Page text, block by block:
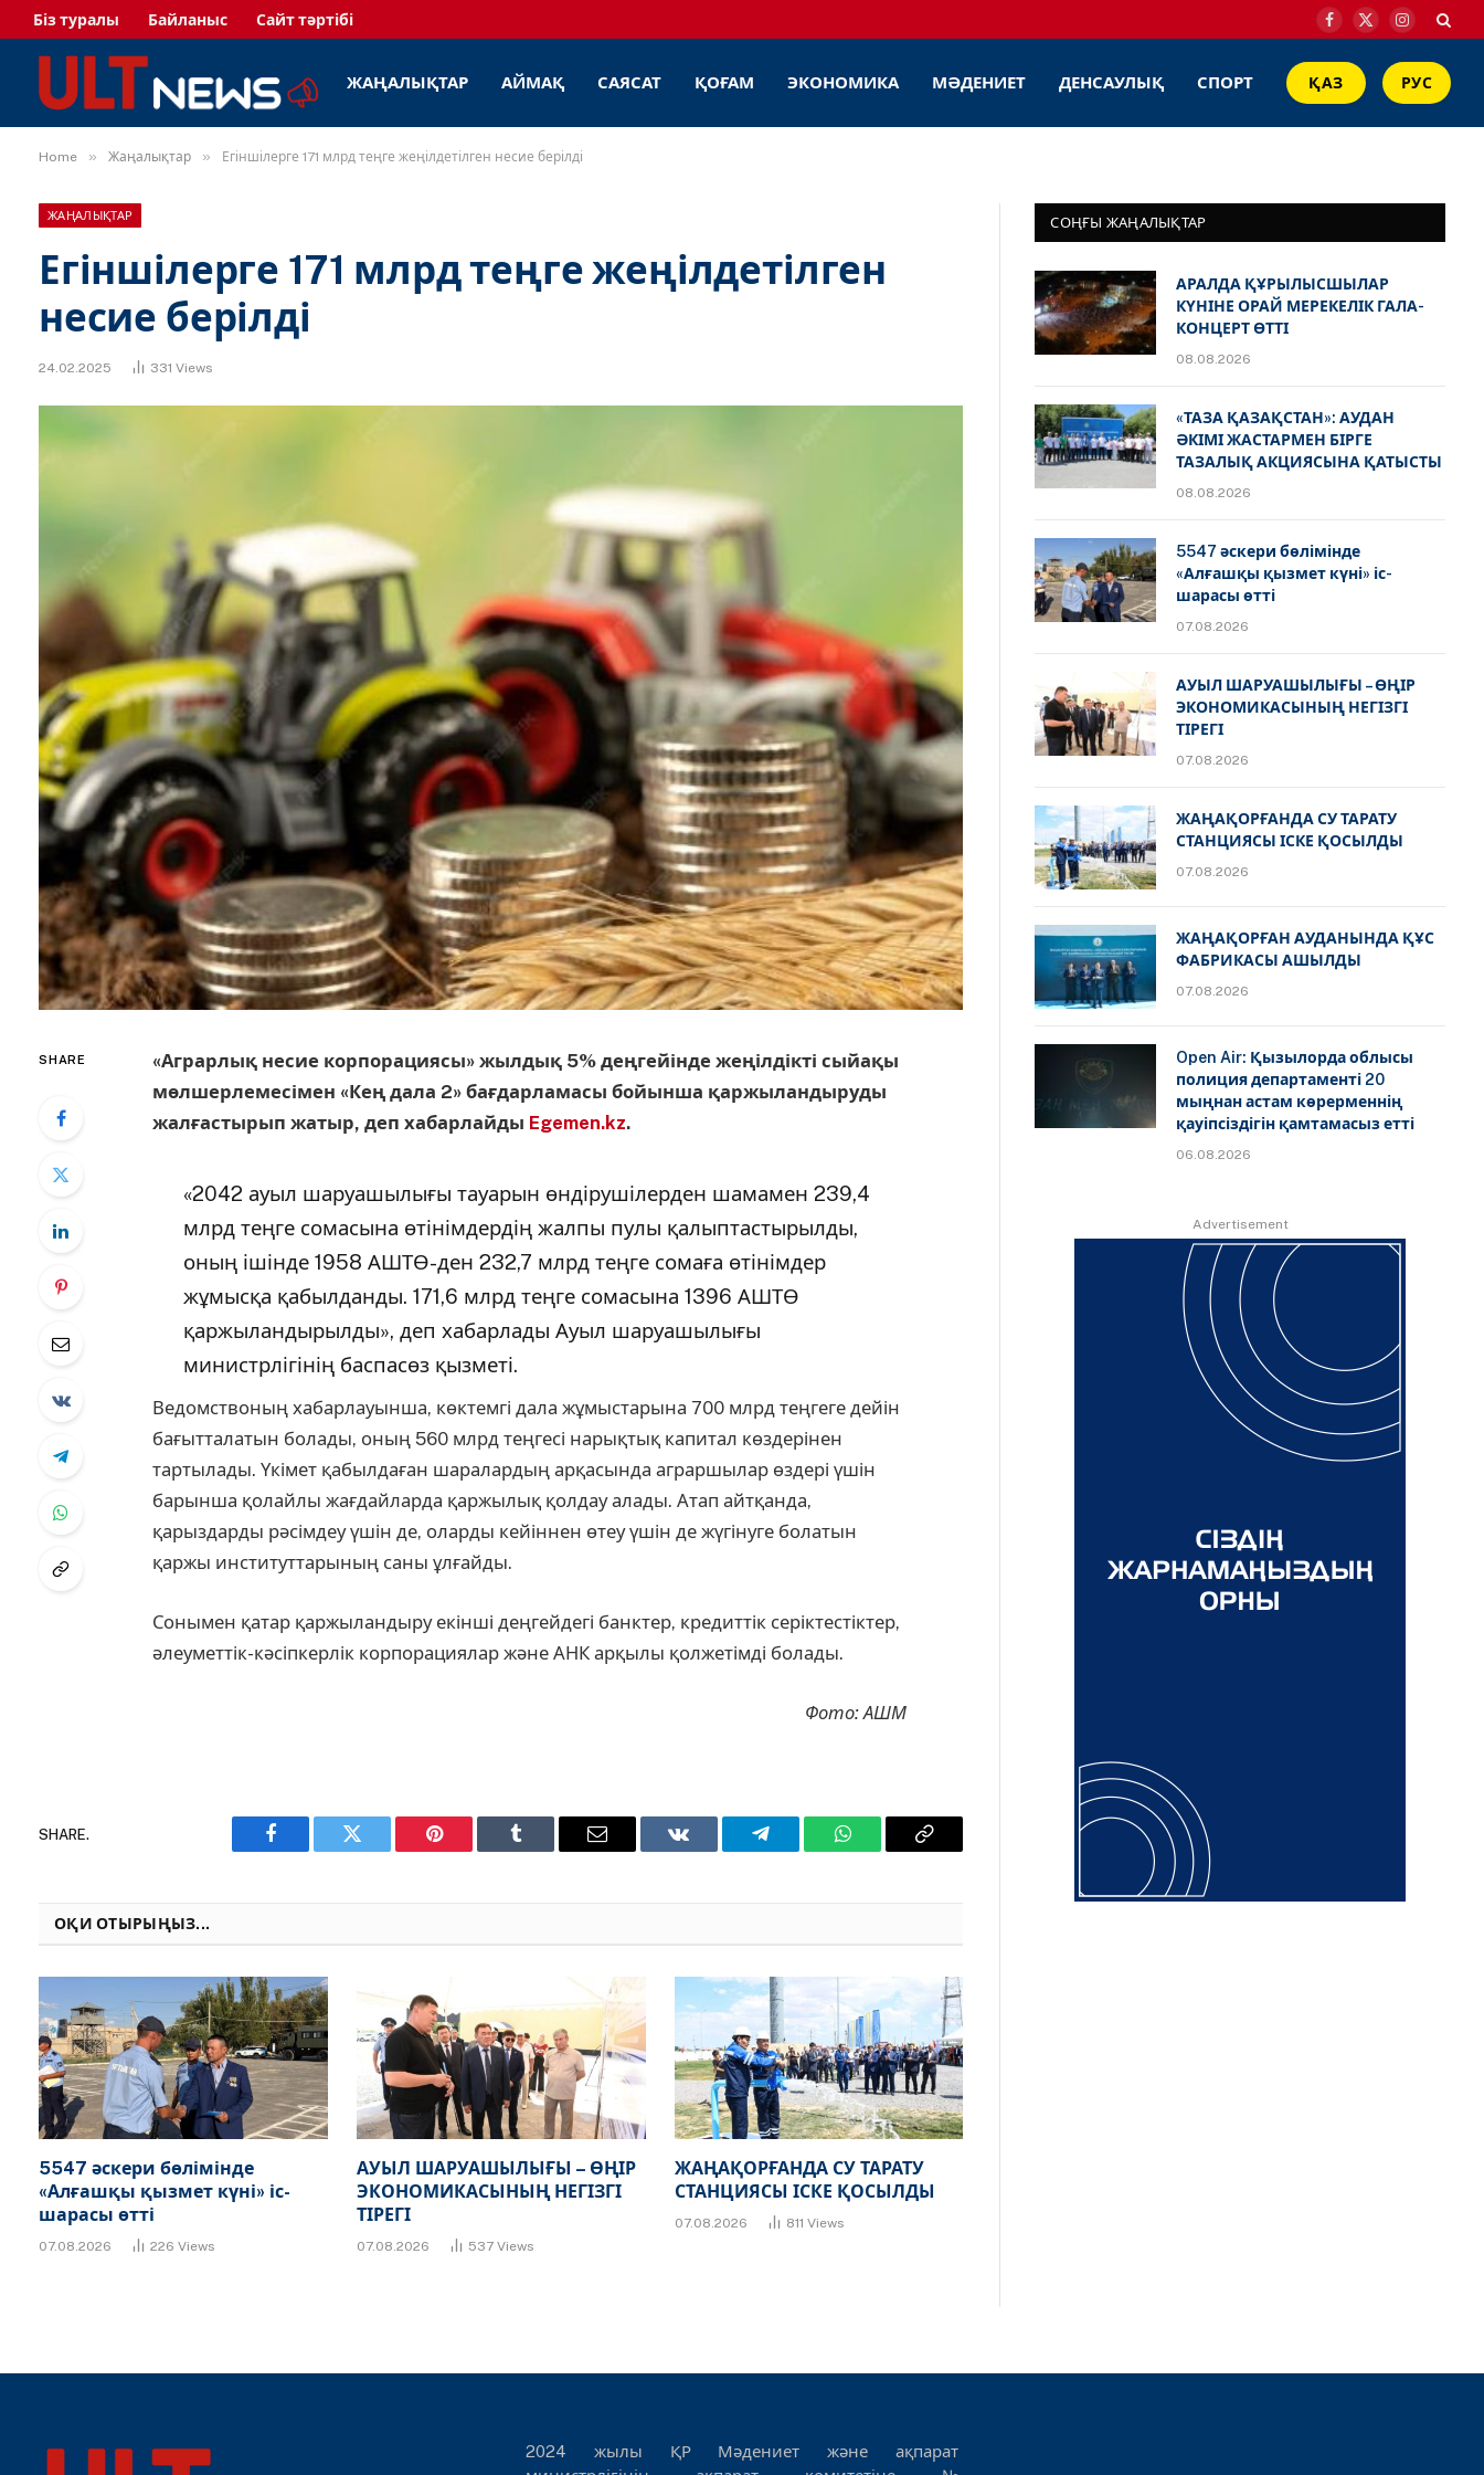
Біз туралы Байланыс Сайт тәртібі
Facebook
X
Instagram
ЖАҢАЛЫҚТАР АЙМАҚ САЯСАТ ҚОҒАМ ЭКОНОМИКА МӘДЕНИЕТ ДЕНСАУЛЫҚ СПОРТ ҚАЗ РУС
Home » Жаңалықтар » Егіншілерге 171 млрд теңге жеңілдетілген несие берілді
ЖАҢАЛЫҚТАР
Егіншілерге 171 млрд теңге жеңілдетілген
несие берілді
24.02.2025 331 Views
SHARE
«Аграрлық несие корпорациясы» жылдық 5% деңгейінде жеңілдікті сыйақы
мөлшерлемесімен «Кең дала 2» бағдарламасы бойынша қаржыландыруды
жалғастырып жатыр, деп хабарлайды Egemen.kz.
«2042 ауыл шаруашылығы тауарын өндірушілерден шамамен 239,4
млрд теңге сомасына өтінімдердің жалпы пулы қалыптастырылды,
оның ішінде 1958 АШТӨ-ден 232,7 млрд теңге сомаға өтінімдер
жұмысқа қабылданды. 171,6 млрд теңге сомасына 1396 АШТӨ
қаржыландырылды», деп хабарлады Ауыл шаруашылығы
министрлігінің баспасөз қызметі.
Ведомствоның хабарлауынша, көктемгі дала жұмыстарына 700 млрд теңгеге дейін
бағытталатын болады, оның 560 млрд теңгесі нарықтық капитал көздерінен
тартылады. Үкімет қабылдаған шаралардың арқасында аграршылар өздері үшін
барынша қолайлы жағдайларда қаржылық қолдау алады. Атап айтқанда,
қарыздарды рәсімдеу үшін де, оларды кейіннен өтеу үшін де жүгінуге болатын
қаржы институттарының саны ұлғайды.
Сонымен қатар қаржыландыру екінші деңгейдегі банктер, кредиттік серіктестіктер,
әлеуметтік-кәсіпкерлік корпорациялар және АНК арқылы қолжетімді болады.
Фото: АШМ
SHARE.
Facebook Twitter Pinterest Tumblr Email VKontakteTelegram WhatsAppCopy
ОҚИ ОТЫРЫҢЫЗ...
5547 әскери бөлімінде
«Алғашқы қызмет күні» іс-
шарасы өтті
07.08.2026 226 Views
АУЫЛ ШАРУАШЫЛЫҒЫ – ӨҢІР
ЭКОНОМИКАСЫНЫҢ НЕГІЗГІ
ТІРЕГІ
07.08.2026 537 Views
ЖАҢАҚОРҒАНДА СУ ТАРАТУ
СТАНЦИЯСЫ ІСКЕ ҚОСЫЛДЫ
07.08.2026 811 Views
СОҢҒЫ ЖАҢАЛЫҚТАР
АРАЛДА ҚҰРЫЛЫСШЫЛАР
КҮНІНЕ ОРАЙ МЕРЕКЕЛІК ГАЛА-
КОНЦЕРТ ӨТТІ
08.08.2026
«ТАЗА ҚАЗАҚСТАН»: АУДАН
ӘКІМІ ЖАСТАРМЕН БІРГЕ
ТАЗАЛЫҚ АКЦИЯСЫНА ҚАТЫСТЫ
08.08.2026
5547 әскери бөлімінде
«Алғашқы қызмет күні» іс-
шарасы өтті
07.08.2026
АУЫЛ ШАРУАШЫЛЫҒЫ – ӨҢІР
ЭКОНОМИКАСЫНЫҢ НЕГІЗГІ
ТІРЕГІ
07.08.2026
ЖАҢАҚОРҒАНДА СУ ТАРАТУ
СТАНЦИЯСЫ ІСКЕ ҚОСЫЛДЫ
07.08.2026
ЖАҢАҚОРҒАН АУДАНЫНДА ҚҰС
ФАБРИКАСЫ АШЫЛДЫ
07.08.2026
Open Air: Қызылорда облысы
полиция департаменті 20
мыңнан астам көрерменнің
қауіпсіздігін қамтамасыз етті
06.08.2026
Advertisement
2024 жылы ҚР Мәдениет және ақпарат